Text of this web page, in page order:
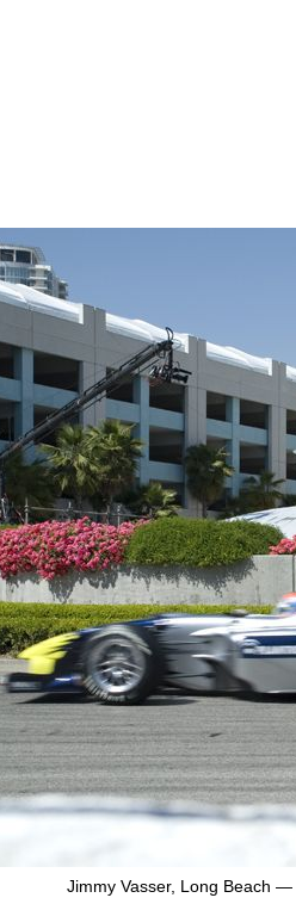
Jimmy Vasser, Long Beach —